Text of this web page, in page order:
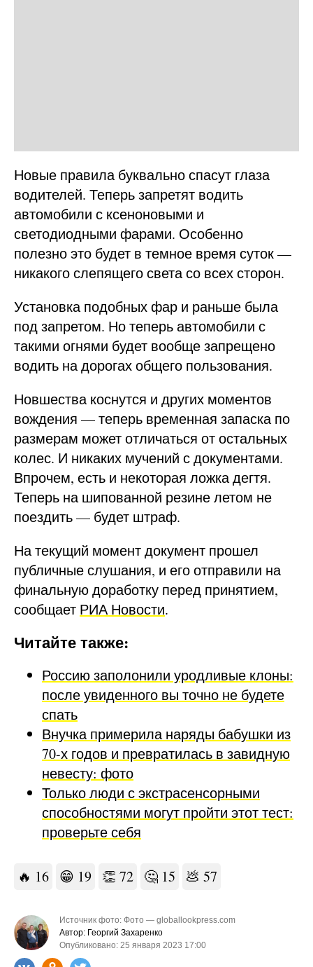
Новые правила буквально спасут глаза
водителей. Теперь запретят водить
автомобили с ксеноновыми и
светодиодными фарами. Особенно
полезно это будет в темное время суток —
никакого слепящего света со всех сторон.
Установка подобных фар и раньше была
под запретом. Но теперь автомобили с
такими огнями будет вообще запрещено
водить на дорогах общего пользования.
Новшества коснутся и других моментов
вождения — теперь временная запаска по
размерам может отличаться от остальных
колес. И никаких мучений с документами.
Впрочем, есть и некоторая ложка дегтя.
Теперь на шипованной резине летом не
поездить — будет штраф.
На текущий момент документ прошел
публичные слушания, и его отправили на
финальную доработку перед принятием,
сообщает РИА Новости.
Читайте также:
Россию заполонили уродливые клоны:
после увиденного вы точно не будете
спать
Внучка примерила наряды бабушки из
70-х годов и превратилась в завидную
невесту: фото
Только люди с экстрасенсорными
способностями могут пройти этот тест:
проверьте себя
🔥 16 😁 19 👏 72 🤔 15 💩 57
Источник фото: Фото — globallookpress.com
Автор: Георгий Захаренко
Опубликовано: 25 января 2023 17:00